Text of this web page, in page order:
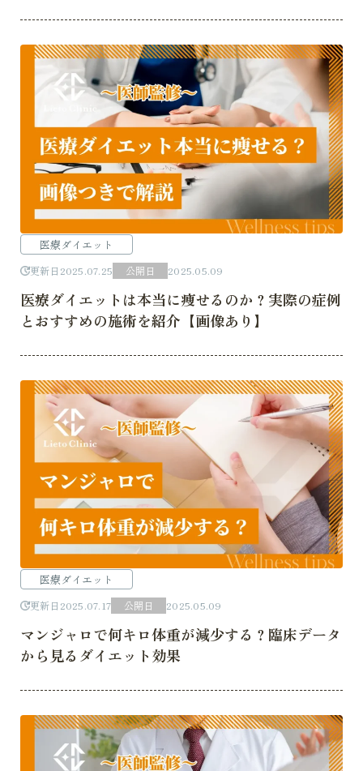
医療ダイエット
更新日 2025.07.25 公開日 2025.05.09
医療ダイエットは本当に痩せるのか？実際の症例
とおすすめの施術を紹介【画像あり】
医療ダイエット
更新日 2025.07.17 公開日 2025.05.09
マンジャロで何キロ体重が減少する？臨床データ
から見るダイエット効果